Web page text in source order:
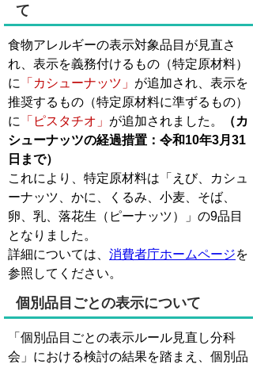
て
食物アレルギーの表示対象品目が見直さ
れ、表示を義務付けるもの（特定原材料）
に
「カシューナッツ」 が追加され、表示を
推奨するもの（特定原材料に準ずるもの）
に
「ピスタチオ」 が追加されました。
（カ
シューナッツの経過措置：令和10年3月31
日まで）
これにより、特定原材料は「えび、カシュ
ーナッツ、かに、くるみ、小麦、そば、
卵、乳、落花生（ピーナッツ）」の9品目
となりました。
詳細については、 消費者庁ホームページを
参照してください。
個別品目ごとの表示について
「個別品目ごとの表示ルール見直し分科
会」における検討の結果を踏まえ、個別品